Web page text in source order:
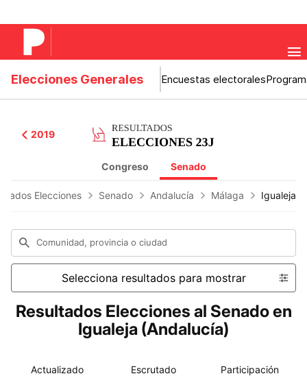
Elecciones Generales Encuestas electorales
2019
Congreso Senado
Elecciones Senado Andalucía Málaga Igualeja
Comunidad, provincia o ciudad
Selecciona resultados para mostrar
Resultados Elecciones al Senado en
Igualeja (Andalucía)
Actualizado
Escrutado
Participación